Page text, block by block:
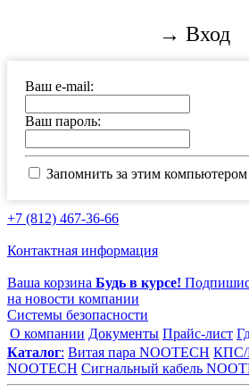
→ Вход
Ваш e-mail:
Ваш пароль:
Запомнить за этим компьютером
+7 (812) 467-36-66
Контактная информация
Ваша корзина Будь в курсе!
на новости компании
Системы безопасности
О компании Документы Прайс-лист
Каталог: Витая пара NOOTECH КПС/
NOOTECH Сигнальный кабель